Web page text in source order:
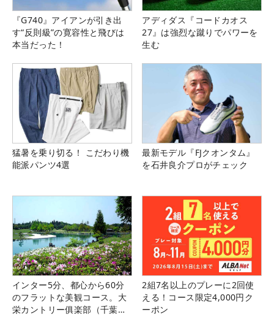
『G740』アイアンが引き出
す“反則級”の寛容性と飛びは
本当だった！
アディダス『コードカオス
27』は強烈な蹴りでパワーを
生む
猛暑を乗り切る！ こだわり機
能派パンツ4選
最新モデル『FJクオンタム』
を石井良介プロがチェック
インター5分、都心から60分
のフラットな美観コース。大
栄カントリー俱楽部（千葉
2組7名以上のプレーに2回使
える！コース限定4,000円ク
ーポン